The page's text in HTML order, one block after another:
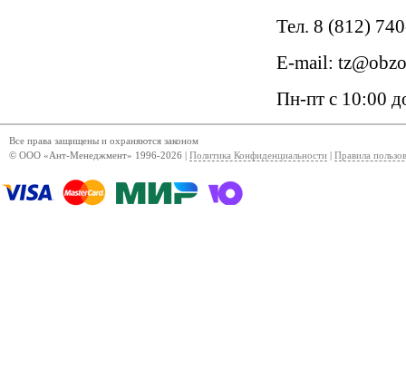
Тел. 8 (812)
E-mail:
Пн-пт с 10:00
Все права защищены и охраняются законом
© ООО «Ант-Менеджмент» 1996-2026 | Политика Конфиденциальности Правила